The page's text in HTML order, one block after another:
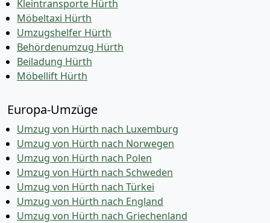
Kleintransporte Hürth
Möbeltaxi Hürth
Umzugshelfer Hürth
Behördenumzug Hürth
Beiladung Hürth
Möbellift Hürth
Europa-Umzüge
Umzug von Hürth nach Luxemburg
Umzug von Hürth nach Norwegen
Umzug von Hürth nach Polen
Umzug von Hürth nach Schweden
Umzug von Hürth nach Türkei
Umzug von Hürth nach England
Umzug von Hürth nach Griechenland